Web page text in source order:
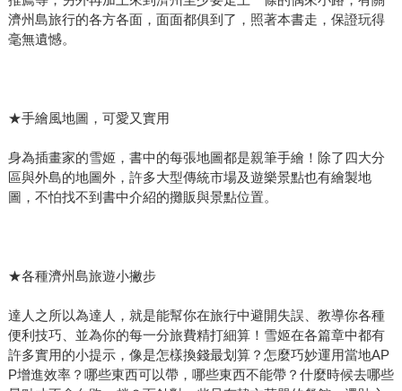
濟州島旅行的各方各面，面面都俱到了，照著本書走，保證玩得
毫無遺憾。
★手繪風地圖，可愛又實用
身為插畫家的雪姬，書中的每張地圖都是親筆手繪！除了四大分
區與外島的地圖外，許多大型傳統市場及遊樂景點也有繪製地
圖，不怕找不到書中介紹的攤販與景點位置。
★各種濟州島旅遊小撇步
達人之所以為達人，就是能幫你在旅行中避開失誤、教導你各種
便利技巧、並為你的每一分旅費精打細算！雪姬在各篇章中都有
許多實用的小提示，像是怎樣換錢最划算？怎麼巧妙運用當地AP
P增進效率？哪些東西可以帶，哪些東西不能帶？什麼時候去哪些